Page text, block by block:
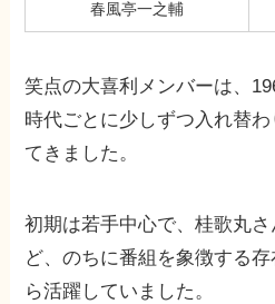
春風亭一之輔
笑点の大喜利メンバーは、
時代ごとに少しずつ入れ替
てきました。
初期は若手中心で、桂歌丸
ど、のちに番組を象徴する
ら活躍していました。